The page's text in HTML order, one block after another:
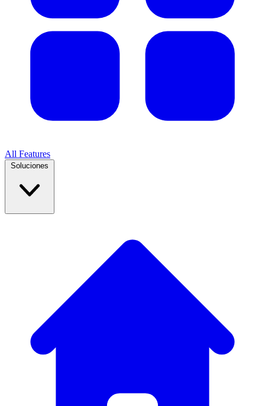
All Features